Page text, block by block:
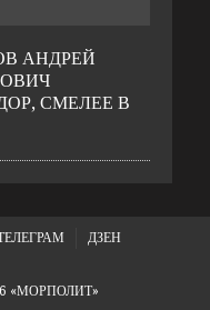
АНДРЕЙ
СМЕЛЕЕ В
ДЗЕН
«МОРПОЛИТ»